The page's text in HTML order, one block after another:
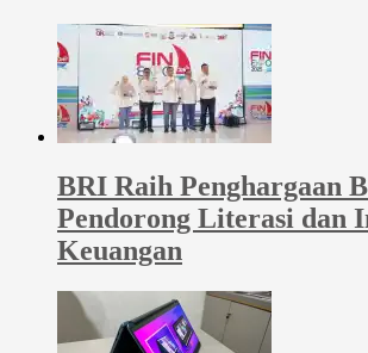
BRI Raih Penghargaan
Pendorong Literasi dan
Keuangan